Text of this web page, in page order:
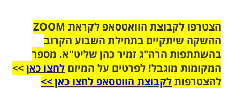
הצטרפו לקבוצת הוואטסאפ לקראת ZOOM
ההשקה שיתקיים בתחילת השבוע הקרוב
בהשתתפות הרה"ג זמיר כהן שליט"א. מספר
המקומות מוגבל! לפרטים על המיזם לחצו כאן>>
להצטרפותלקבוצת הווטסאפ לחצו כאן >>